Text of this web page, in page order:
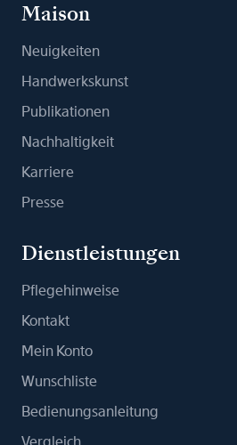
Maison
Neuigkeiten
Handwerkskunst
Publikationen
Nachhaltigkeit
Karriere
Presse
Dienstleistungen
Pflegehinweise
Kontakt
Mein Konto
Wunschliste
Bedienungsanleitung